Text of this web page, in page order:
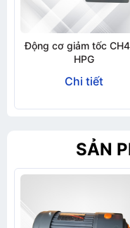
Động cơ giảm tốc
HPG
Chi tiết
SẢN